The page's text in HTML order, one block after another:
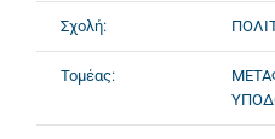
Σχολή:
Τομέας: